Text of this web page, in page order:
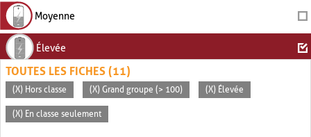
Moyenne
Élevée
TOUTES LES FICHES (11)
(X) Hors classe (X) Grand groupe (> 100) (X) Élevée
(X) En classe seulement